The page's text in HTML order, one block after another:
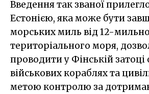
Введення так званої
Естонією, яка може бути
морських миль від 12-
територіального моря,
проводити у Фінській
військових кораблях та
метою контролю за